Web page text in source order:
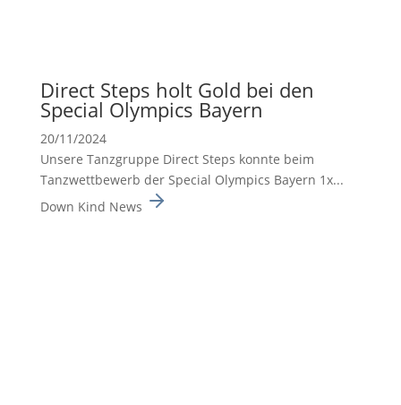
Direct Steps holt Gold bei den
Special Olympics Bayern
20/11/2024
Unsere Tanzgruppe Direct Steps konnte beim
Tanzwett­be­werb der Special Olympics Bayern 1x...
Down Kind News